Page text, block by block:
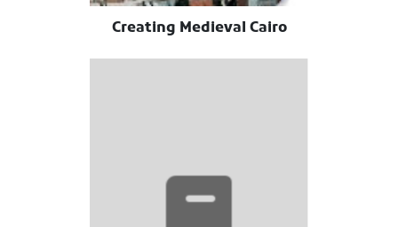
Creating Medieval Cairo